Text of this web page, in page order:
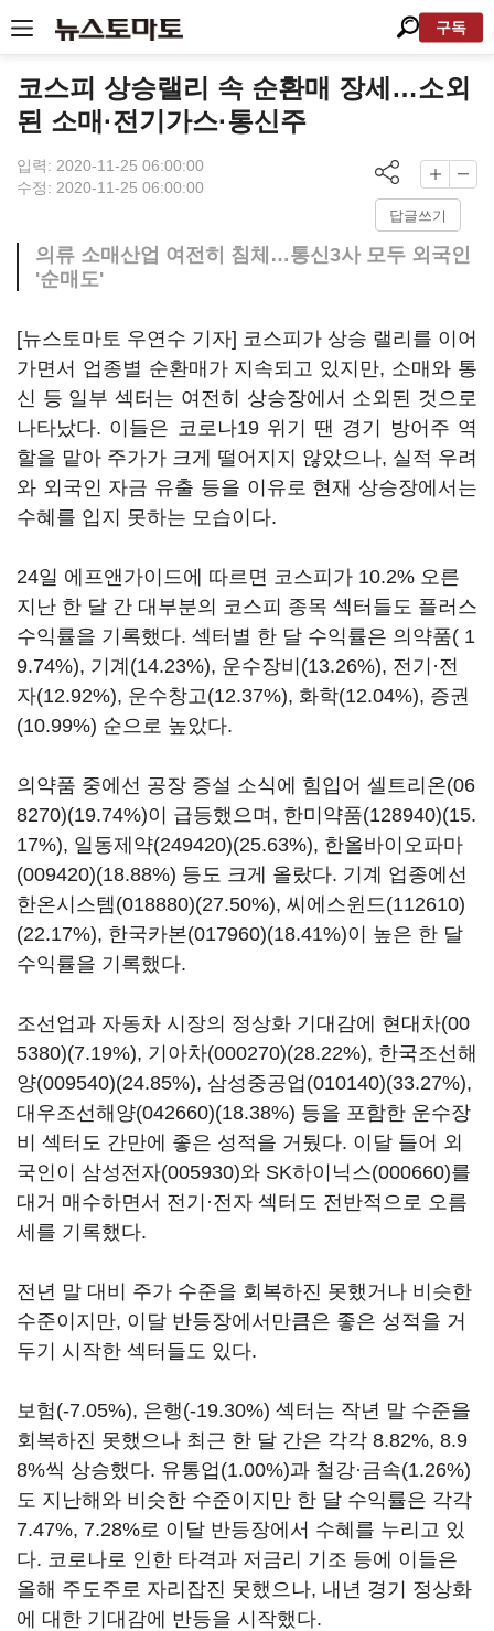
구독
코스피 상승랠리 속 순환매 장세…소외
된 소매·전기가스·통신주
입력: 2020-11-25 06:00:00
수정: 2020-11-25 06:00:00
답글쓰기
의류 소매산업 여전히 침체…통신3사 모두 외국인
'순매도'
[뉴스토마토 우연수 기자] 코스피가 상승 랠리를 이어
가면서 업종별 순환매가 지속되고 있지만, 소매와 통
신 등 일부 섹터는 여전히 상승장에서 소외된 것으로
나타났다. 이들은 코로나19 위기 땐 경기 방어주 역
할을 맡아 주가가 크게 떨어지지 않았으나, 실적 우려
와 외국인 자금 유출 등을 이유로 현재 상승장에서는
수혜를 입지 못하는 모습이다.
24일 에프앤가이드에 따르면 코스피가 10.2% 오른
지난 한 달 간 대부분의 코스피 종목 섹터들도 플러스
수익률을 기록했다. 섹터별 한 달 수익률은 의약품( 1
9.74%), 기계(14.23%), 운수장비(13.26%), 전기·전
자(12.92%), 운수창고(12.37%), 화학(12.04%), 증권
(10.99%) 순으로 높았다.
의약품 중에선 공장 증설 소식에 힘입어 셀트리온(06
8270)(19.74%)이 급등했으며, 한미약품(128940)(15.
17%), 일동제약(249420)(25.63%), 한올바이오파마
(009420)(18.88%) 등도 크게 올랐다. 기계 업종에선
한온시스템(018880)(27.50%), 씨에스윈드(112610)
(22.17%), 한국카본(017960)(18.41%)이 높은 한 달
수익률을 기록했다.
조선업과 자동차 시장의 정상화 기대감에 현대차(00
5380)(7.19%), 기아차(000270)(28.22%), 한국조선해
양(009540)(24.85%), 삼성중공업(010140)(33.27%),
대우조선해양(042660)(18.38%) 등을 포함한 운수장
비 섹터도 간만에 좋은 성적을 거뒀다. 이달 들어 외
국인이 삼성전자(005930)와 SK하이닉스(000660)를
대거 매수하면서 전기·전자 섹터도 전반적으로 오름
세를 기록했다.
전년 말 대비 주가 수준을 회복하진 못했거나 비슷한
수준이지만, 이달 반등장에서만큼은 좋은 성적을 거
두기 시작한 섹터들도 있다.
보험(-7.05%), 은행(-19.30%) 섹터는 작년 말 수준을
회복하진 못했으나 최근 한 달 간은 각각 8.82%, 8.9
8%씩 상승했다. 유통업(1.00%)과 철강·금속(1.26%)
도 지난해와 비슷한 수준이지만 한 달 수익률은 각각
7.47%, 7.28%로 이달 반등장에서 수혜를 누리고 있
다. 코로나로 인한 타격과 저금리 기조 등에 이들은
올해 주도주로 자리잡진 못했으나, 내년 경기 정상화
에 대한 기대감에 반등을 시작했다.